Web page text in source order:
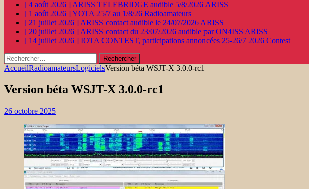
[ 4 août 2026 ] ARISS TELEBRIDGE audible 5/8/2026 ARISS
[ 1 août 2026 ]YOTA 25/7 au 1/8/26 Radioamateurs
[ 21 juillet 2026 ] ARISS contact audible le 24/07/2026 ARISS
[ 20 juillet 2026 ] ARISS contact du 23/07/2026 audible par ON4ISS ARISS
[ 14 juillet 2026 ] IOTA CONTEST, participations annoncées 25-26/7 2026 Contest
Rechercher :
AccueilRadioamateursLogicielsVersion béta WSJT-X 3.0.0-rc1
Version béta WSJT-X 3.0.0-rc1
26 octobre 2025